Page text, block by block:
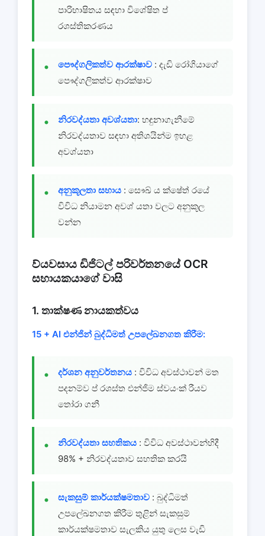
පාරිභාෂිතය සඳහා විශේෂිත ප්
රශස්තිකරණය
පෞද්ගලිකත්ව ආරක්ෂාව : දැඩි රෝගියාගේ
පෞද්ගලිකත්ව ආරක්ෂාව
නිරවද්යතා අවශ්යතා: හඳුනාගැනීමේ
නිරවද්යතාව සඳහා අතිශයින්ම ඉහළ
අවශ්යතා
අනුකූලතා සහාය : සෞඛ් ය ක්ෂේත් රයේ
විවිධ නියාමන අවශ් යතා වලට අනුකූල
වන්න
ව්යවසාය ඩිජිටල් පරිවර්තනයේ OCR
සහායකයාගේ වාසි
1. තාක්ෂණ නායකත්වය
15 + AI එන්ජින් බුද්ධිමත් උපලේඛනගත කිරීම:
දර්ශන අනුවර්තනය : විවිධ අවස්ථාවන් මත
පදනම්ව ප් රශස්ත එන්ජිම ස්වයංක් රීයව
තෝරා ගනී
නිරවද්යතා සහතිකය : විවිධ අවස්ථාවන්හිදී
98% + නිරවද්යතාව සහතික කරයි
සැකසුම් කාර්යක්ෂමතාව : බුද්ධිමත්
උපලේඛනගත කිරීම තුළින් සැකසුම්
කාර්යක්ෂමතාව සැලකිය යුතු ලෙස වැඩි